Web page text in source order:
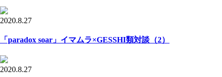
2020.8.27
「paradox soar」イマムラ×GESSHI類対談（2）
2020.8.27